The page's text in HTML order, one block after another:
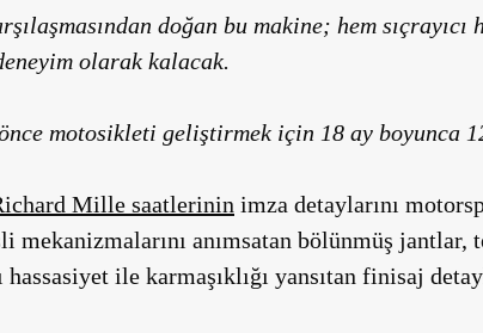
doğan bu makine; hem
olarak kalacak.
motosikleti geliştirmek için 18 ay boyunca
Mille saatlerinin imza detaylarını
anımsatan bölünmüş jantlar,
hassasiyet ile karmaşıklığı yansıtan finisaj